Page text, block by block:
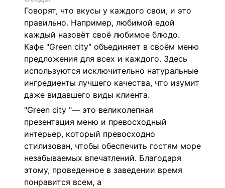
Говорят, что вкусы у каждого свои, и это
правильно. Например, любимой едой
каждый назовёт своё любимое блюдо.
Кафе "Green city" объединяет в своём меню
предложения для всех и каждого. Здесь
используются исключительно натуральные
ингредиенты лучшего качества, что изумит
даже видавшего виды клиента.
"Green city "— это великолепная
презентация меню и превосходный
интерьер, который превосходно
стилизован, чтобы обеспечить гостям море
незабываемых впечатлений. Благодаря
этому, проведенное в заведении время
понравится всем, а